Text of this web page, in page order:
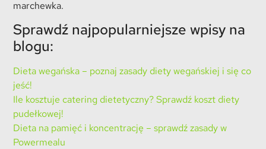
marchewka.
Sprawdź najpopularniejsze wpisy na
blogu:
Dieta wegańska – poznaj zasady diety wegańskiej i się co
jeść!
Ile kosztuje catering dietetyczny? Sprawdź koszt diety
pudełkowej!
Dieta na pamięć i koncentrację – sprawdź zasady w
Powermealu